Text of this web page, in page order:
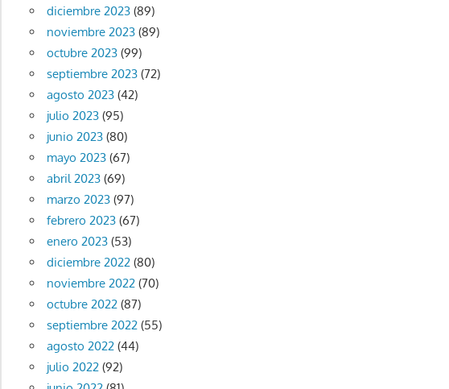
diciembre 2023(89)
noviembre 2023(89)
octubre 2023(99)
septiembre 2023(72)
agosto 2023(42)
julio 2023(95)
junio 2023(80)
mayo 2023(67)
abril 2023(69)
marzo 2023(97)
febrero 2023(67)
enero 2023(53)
diciembre 2022(80)
noviembre 2022(70)
octubre 2022(87)
septiembre 2022(55)
agosto 2022(44)
julio 2022(92)